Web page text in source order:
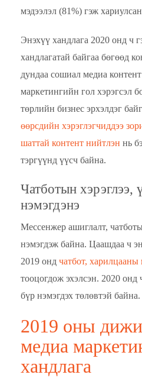
мэдээлэл (81%) гэж
Энэхүү хандлага 2020 онд ч
хандлагатай байгаа бөгөөд
дундаа сошиал медиа
маркетингийн гол хэрэгсэл
төрлийн бизнес эрхэлдэг
өөрсдийн хэрэглэгчиддээ
шаттай контент нийтлэн нь
тэргүүнд үүсч байна.
Чатботын хэрэглээ,
нэмэгдэнэ
Мессенжер ашиглалт,
нэмэгдэж байна. Цаашдаа ч
2019 онд чатбот, харилцааны
тооцогдож эхэлсэн. 2020 онд
бүр нэмэгдэх төлөвтэй байна.
2019 оны
медиа
хандлага